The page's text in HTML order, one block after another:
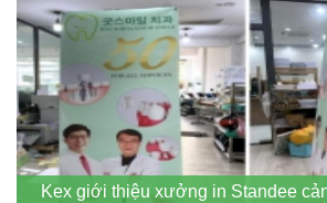
Kex giới thiệu xưởng in Standee